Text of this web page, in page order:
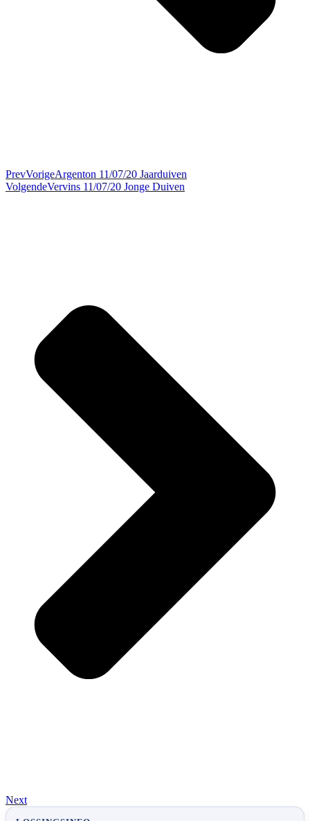
PrevVorigeArgenton 11/07/20 Jaarduiven
VolgendeVervins 11/07/20 Jonge Duiven
Next